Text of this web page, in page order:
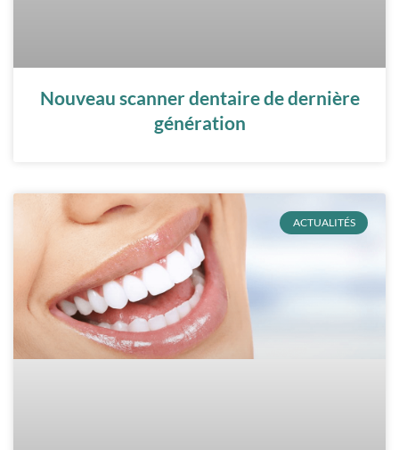
Nouveau scanner dentaire de dernière
génération
ACTUALITÉS